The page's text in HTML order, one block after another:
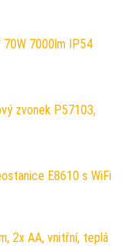
70W 7000lm IP54
zvonek P57103,
E8610 s WiFi
2x AA, vnitřní, teplá